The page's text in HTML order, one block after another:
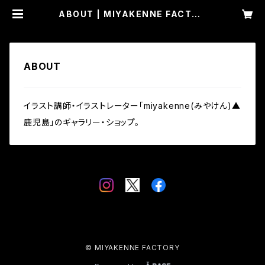
ABOUT | MIYAKENNE FACTOR
ABOUT
イラスト講師・イラストレーター「miyakenne(みやけん)▲
鹿児島」のギャラリー・ショップ。
© MIYAKENNE FACTORY